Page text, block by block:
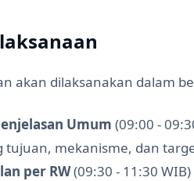
akan dilaksanakan dalam
Umum (09:00 -
tujuan, mekanisme, dan
per RW(09:30 - 11:30 WIB)